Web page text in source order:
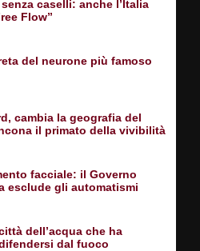
caselli: anche l’Italia
Flow”
del neurone più famoso
cambia la geografia del
il primato della vivibilità
facciale: il Governo
esclude gli automatismi
dell’acqua che ha
dal fuoco